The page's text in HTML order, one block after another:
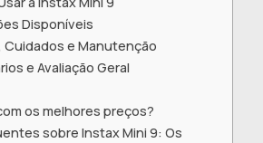
Disponíveis
Cuidados e Manutenção
e Avaliação Geral
os melhores preços?
sobre Instax Mini 9: Os